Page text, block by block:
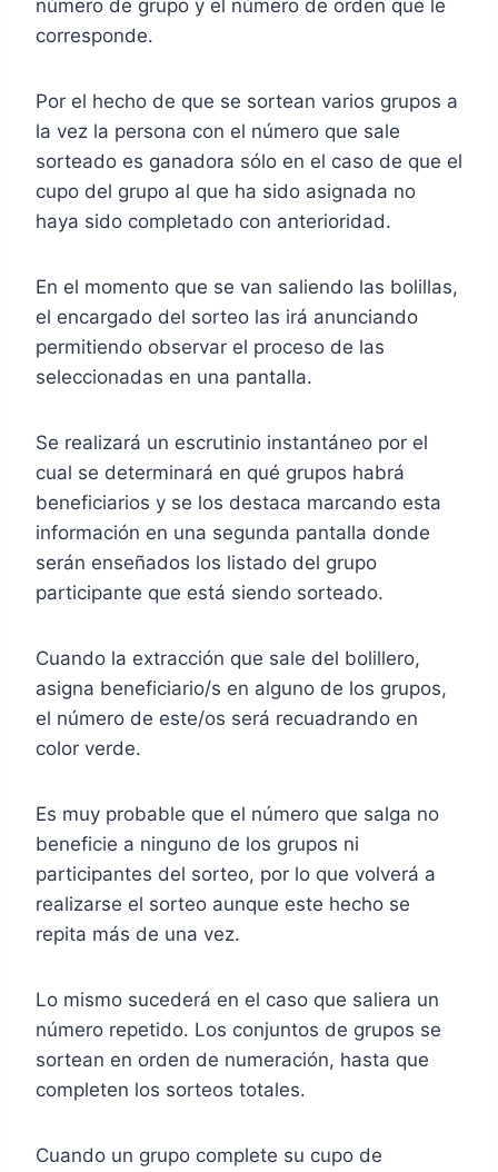
número de grupo y el número de orden que le
corresponde.
Por el hecho de que se sortean varios grupos a
la vez la persona con el número que sale
sorteado es ganadora sólo en el caso de que el
cupo del grupo al que ha sido asignada no
haya sido completado con anterioridad.
En el momento que se van saliendo las bolillas,
el encargado del sorteo las irá anunciando
permitiendo observar el proceso de las
seleccionadas en una pantalla.
Se realizará un escrutinio instantáneo por el
cual se determinará en qué grupos habrá
beneficiarios y se los destaca marcando esta
información en una segunda pantalla donde
serán enseñados los listado del grupo
participante que está siendo sorteado.
Cuando la extracción que sale del bolillero,
asigna beneficiario/s en alguno de los grupos,
el número de este/os será recuadrando en
color verde.
Es muy probable que el número que salga no
beneficie a ninguno de los grupos ni
participantes del sorteo, por lo que volverá a
realizarse el sorteo aunque este hecho se
repita más de una vez.
Lo mismo sucederá en el caso que saliera un
número repetido. Los conjuntos de grupos se
sortean en orden de numeración, hasta que
completen los sorteos totales.
Cuando un grupo complete su cupo de